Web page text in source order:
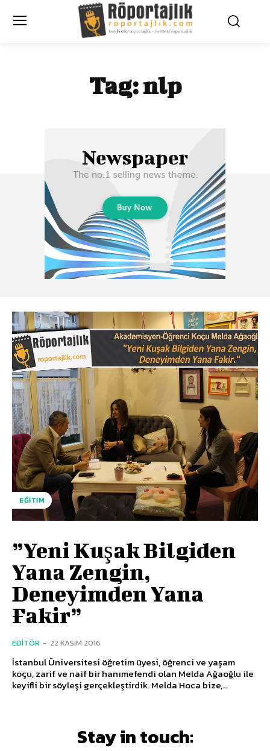
Tag:nlp
EĞITIM
”Yeni Kuşak Bilgiden
Yana Zengin,
Deneyimden Yana
Fakir”
EDITÖR - 22 KASIM 2016
İstanbul Üniversitesi öğretim üyesi, öğrenci ve yaşam
koçu, zarif ve naif bir hanımefendi olan Melda Ağaoğlu ile
keyifli bir söyleşi gerçekleştirdik. Melda Hoca bize,...
Stay in touch: